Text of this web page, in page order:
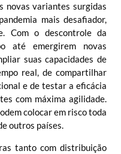
novas variantes surgidas
mais desafiador,
Com o descontrole da
até emergirem novas
suas capacidades de
real, de compartilhar
e de testar a eficácia
com máxima agilidade.
colocar em risco toda
outros países.
tanto com distribuição